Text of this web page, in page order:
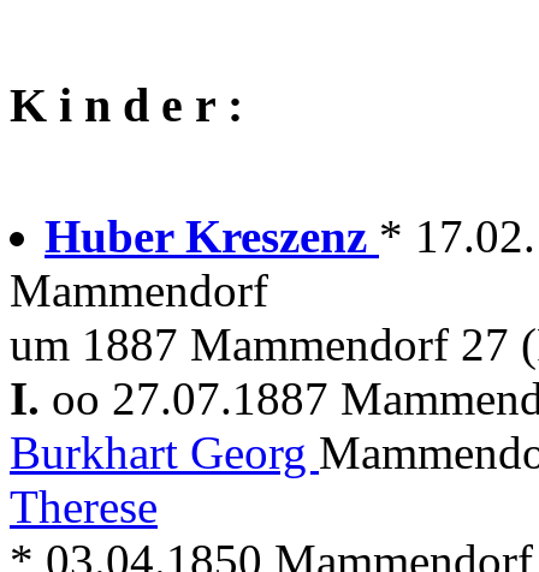
K i n d e r :
Huber Kreszenz *
Mammendorf
um 1887 Mammendorf 27
I. oo 27.07.1887
Burkhart Georg
Therese
* 03.04.1850